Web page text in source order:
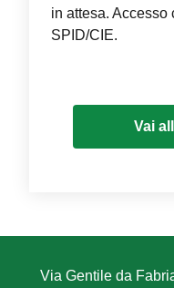
in attesa.
SPID/CIE.
Vai
Via Gentile da